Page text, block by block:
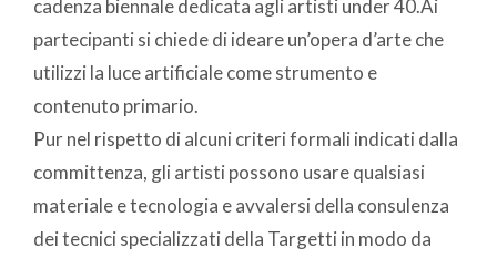
cadenza biennale dedicata agli artisti under 40.Ai
partecipanti si chiede di ideare un’opera d’arte che
utilizzi la luce artificiale come strumento e
contenuto primario.
Pur nel rispetto di alcuni criteri formali indicati dalla
committenza, gli artisti possono usare qualsiasi
materiale e tecnologia e avvalersi della consulenza
dei tecnici specializzati della Targetti in modo da